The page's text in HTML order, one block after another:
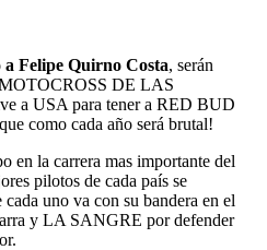
Felipe Quirno Costa, serán
DE LAS
a USA para tener a RED BUD
como cada año será brutal!
en la carrera mas importante del
pilotos de cada país se
uno va con su bandera en el
y LA SANGRE por defender